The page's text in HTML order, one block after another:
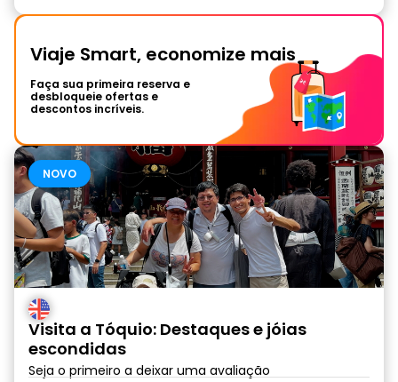
Viaje Smart, economize mais
Faça sua primeira reserva e
desbloqueie ofertas e
descontos incríveis.
NOVO
Visita a Tóquio: Destaques e jóias
escondidas
Seja o primeiro a deixar uma avaliação